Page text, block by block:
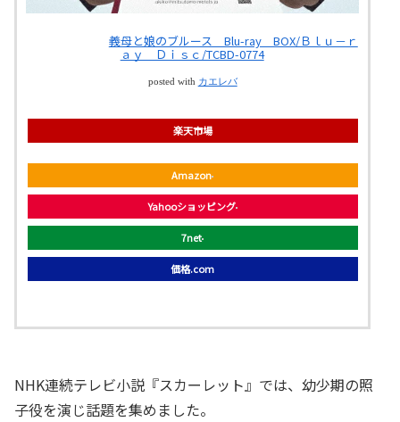
義母と娘のブルース Blu-ray BOX/Ｂｌｕ－ｒ
ａｙ Ｄｉｓｃ/TCBD-0774
posted with カエレバ
楽天市場
Amazon
Yahooショッピング
7net
価格.com
NHK連続テレビ小説『スカーレット』では、幼少期の照
子役を演じ話題を集めました。